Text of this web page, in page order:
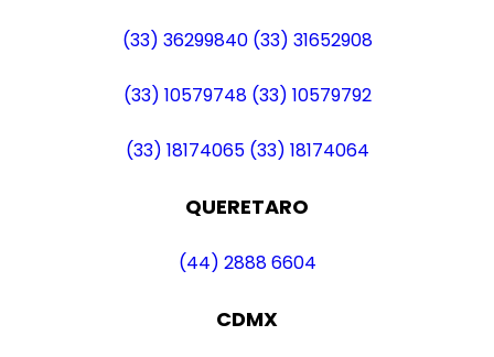
(33) 36299840 (33) 31652908
(33) 10579748 (33) 10579792
(33) 18174065 (33) 18174064
QUERETARO
(44) 2888 6604
CDMX